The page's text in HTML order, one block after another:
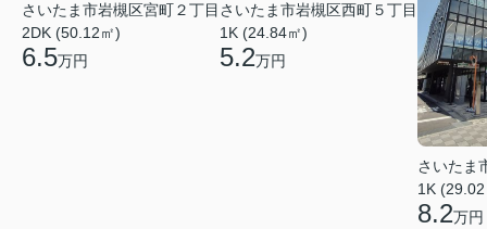
さいたま市岩槻区宮町２丁目
2DK (50.12㎡)
6.5万円
さいたま市岩槻区西町５丁目
1K (24.84㎡)
5.2万円
さいたま
1K
8.2万円